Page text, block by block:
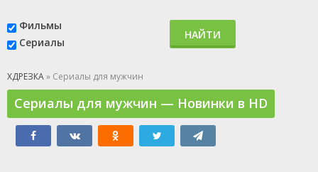
Фильмы
Сериалы
НАЙТИ
ХДРЕЗКА» Сериалы для мужчин
Сериалы для мужчин — Новинки в HD